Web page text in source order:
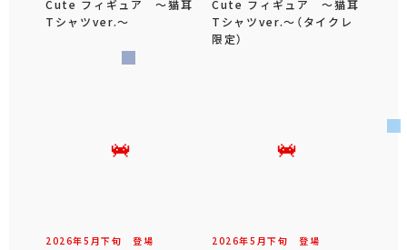
Cute フィギュア ～猫耳
Tシャツver.～
Cute フィギュア ～猫耳
Tシャツver.～（タイクレ
限定）
2026年5 月下旬 登場 2026年5 月下旬 登場